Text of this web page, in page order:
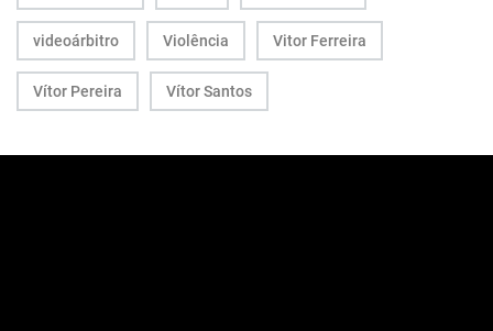
videoárbitro Violência Vitor Ferreira
Vítor Pereira Vítor Santos